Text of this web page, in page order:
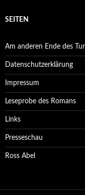
SEITEN
Am anderen Ende des
Datenschutzerklärung
Impressum
Leseprobe des Romans
Links
Presseschau
Ross Abel